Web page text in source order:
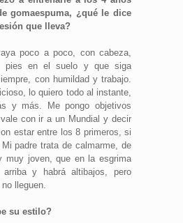
gomaespuma, ¿qué le dice
que lleva?
poco a poco, con cabeza,
pies en el suelo y que siga
con humildad y trabajo.
lo quiero todo al instante,
y más. Me pongo objetivos
con ir a un Mundial y decir
estar entre los 8 primeros, si
padre trata de calmarme, de
muy joven, que en la esgrima
y habrá altibajos, pero
lleguen.
su estilo?